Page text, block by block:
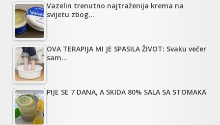
Vazelin trenutno najtraženija krema na
svijetu zbog…
OVA TERAPIJA MI JE SPASILA ŽIVOT: Svaku večer
sam…
PIJE SE 7 DANA, A SKIDA 80% SALA SA STOMAKA